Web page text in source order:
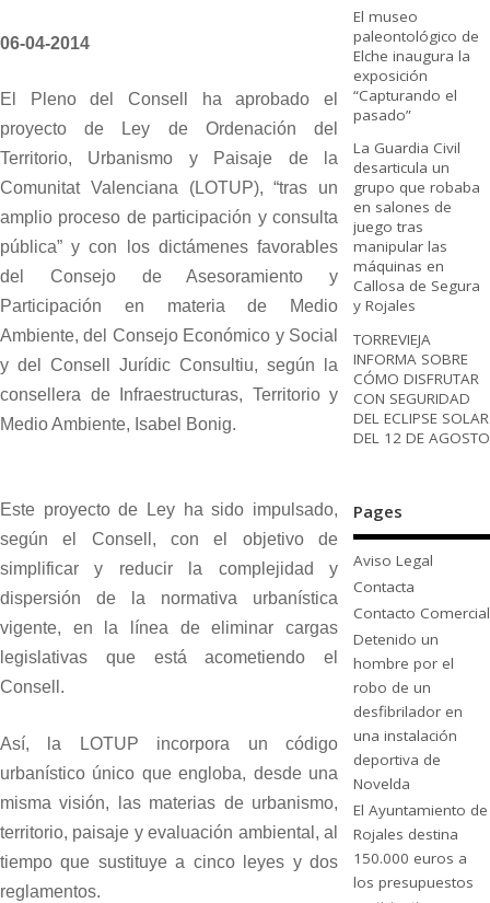
06-04-2014
El Pleno del Consell ha aprobado el
proyecto de Ley de Ordenación del
Territorio, Urbanismo y Paisaje de la
Comunitat Valenciana (LOTUP), “tras un
amplio proceso de participación y consulta
pública” y con los dictámenes favorables
del Consejo de Asesoramiento y
Participación en materia de Medio
Ambiente, del Consejo Económico y Social
y del Consell Jurídic Consultiu, según la
consellera de Infraestructuras, Territorio y
Medio Ambiente, Isabel Bonig.
Este proyecto de Ley ha sido impulsado,
según el Consell, con el objetivo de
simplificar y reducir la complejidad y
dispersión de la normativa urbanística
vigente, en la línea de eliminar cargas
legislativas que está acometiendo el
Consell.
Así, la LOTUP incorpora un código
urbanístico único que engloba, desde una
misma visión, las materias de urbanismo,
territorio, paisaje y evaluación ambiental, al
tiempo que sustituye a cinco leyes y dos
reglamentos.
El museo
paleontológico de
Elche inaugura la
exposición
“Capturando el
pasado”
La Guardia Civil
desarticula un
grupo que robaba
en salones de
juego tras
manipular las
máquinas en
Callosa de Segura
y Rojales
TORREVIEJA
INFORMA SOBRE
CÓMO DISFRUTAR
CON SEGURIDAD
DEL ECLIPSE SOLAR
DEL 12 DE AGOSTO
Pages
Aviso Legal
Contacta
Contacto Comercial
Detenido un
hombre por el
robo de un
desfibrilador en
una instalación
deportiva de
Novelda
El Ayuntamiento de
Rojales destina
150.000 euros a
los presupuestos